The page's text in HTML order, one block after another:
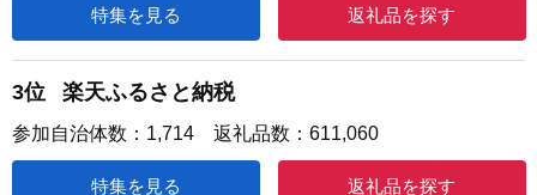
特集を見る 返礼品を探す
3位 楽天ふるさと納税
参加自治体数：1,714 返礼品数：611,060
特集を見る 返礼品を探す